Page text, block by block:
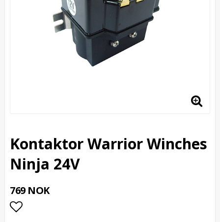
Kontaktor Warrior Winches
Ninja 24V
769 NOK